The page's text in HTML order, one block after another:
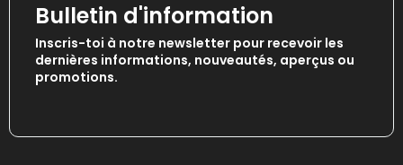
Bulletin d'information
Inscris-toi à notre newsletter pour recevoir les
dernières informations, nouveautés, aperçus ou
promotions.